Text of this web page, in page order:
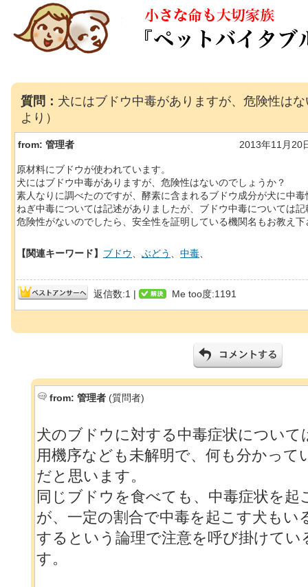
質問： 犬にはブドウ中毒がありますが、危険性は
より）
from: 管理者 2013年11月20
原材料にブドウが使われています。
犬にはブドウ中毒がありますが、危険性はないのでしょうか？
素人なりに調べたのですが、酵素に含まれるブドウ成分が犬に中
ねぎ中毒については記述がありましたが、ブドウ中毒については
危険性がないのでしたら、安全性を証明している機関名もお教え下
【関連キーワード】 ブドウ ぶどう 中毒
返信数:1 | Me too度:1191
from: 管理者(質問者)
犬のブドウに対する中毒症状について
用機序なども未解明で、何も分かって
だと思います。
同じブドウを食べても、中毒症状を
が、一定の割合で中毒を起こす犬もい
するという論理で注意を呼び掛けてい
す。